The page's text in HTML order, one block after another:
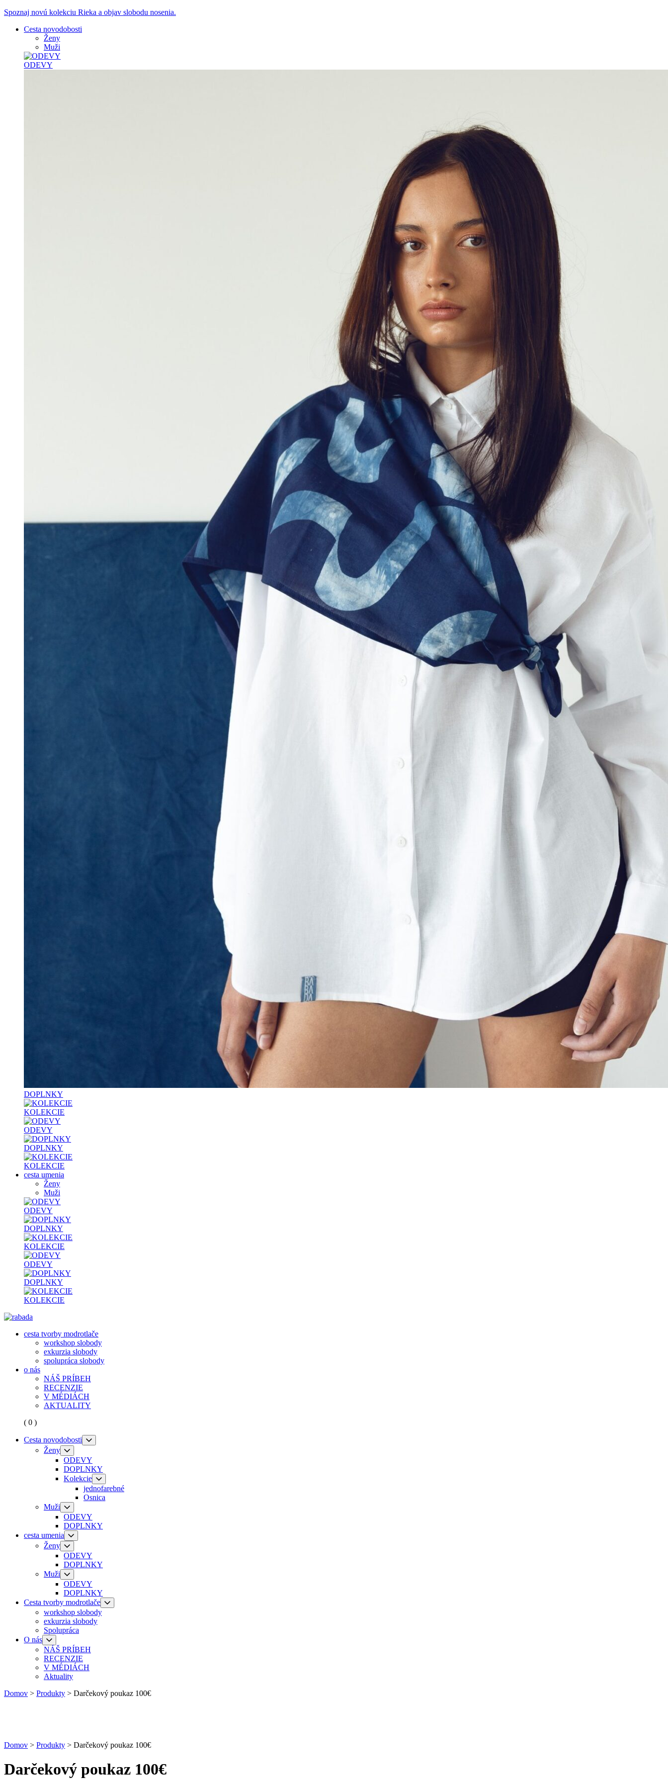
Spoznaj novú kolekciu Rieka a objav slobodu nosenia.
Cesta novodobosti
Ženy
Muži
ODEVY
DOPLNKY
KOLEKCIE
ODEVY
DOPLNKY
KOLEKCIE
cesta umenia
Ženy
Muži
ODEVY
DOPLNKY
KOLEKCIE
ODEVY
DOPLNKY
KOLEKCIE
cesta tvorby modrotlače
workshop slobody
exkurzia slobody
spolupráca slobody
o nás
NÁŠ PRÍBEH
RECENZIE
V MÉDIÁCH
AKTUALITY
( 0 )
Cesta novodobosti
Ženy
ODEVY
DOPLNKY
Kolekcie
jednofarebné
Osnica
Muži
ODEVY
DOPLNKY
cesta umenia
Ženy
ODEVY
DOPLNKY
Muži
ODEVY
DOPLNKY
Cesta tvorby modrotlače
workshop slobody
exkurzia slobody
Spolupráca
O nás
NÁŠ PRÍBEH
RECENZIE
V MÉDIÁCH
Aktuality
Domov > Produkty > Darčekový poukaz 100€
Domov > Produkty > Darčekový poukaz 100€
Darčekový poukaz 100€